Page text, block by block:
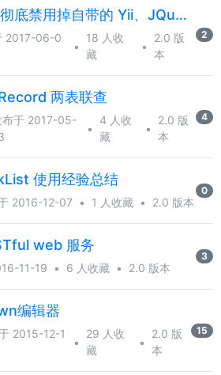
Yii2 中如何彻底禁用掉自带的 Yii、JQuery 和 Bootstrap 脚本
2017-06-0
•
18 人收
藏
•
2.0 版
本
2
两表联查
布于 2017-05-
•
4 人收
藏
•
2.0 版
本
4
使用经验总结
2016-12-07 • 1 人收藏 • 2.0 版本
0
web 服务
11-19 • 6 人收藏 • 2.0 版本
3
编辑器
2015-12-1
•
29 人收
藏
•
2.0 版
本
15